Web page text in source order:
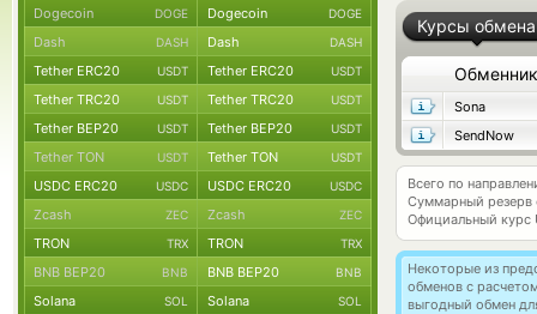
Курсы обмена
Обменник
Sona
SendNow
Всего по
Суммарный резерв
Официальный курс
Некоторые из
обменов с
выгодный обмен
Dogecoin DOGE Dogecoin DOGE
Dash DASH Dash DASH
Tether ERC20 USDT Tether ERC20 USDT
Tether TRC20 USDT Tether TRC20 USDT
Tether BEP20 USDT Tether BEP20 USDT
Tether TON USDT Tether TON USDT
USDC ERC20 USDC USDC ERC20 USDC
Zcash ZEC Zcash ZEC
TRON TRX TRON TRX
BNB BEP20 BNB BNB BEP20 BNB
Solana SOL Solana SOL